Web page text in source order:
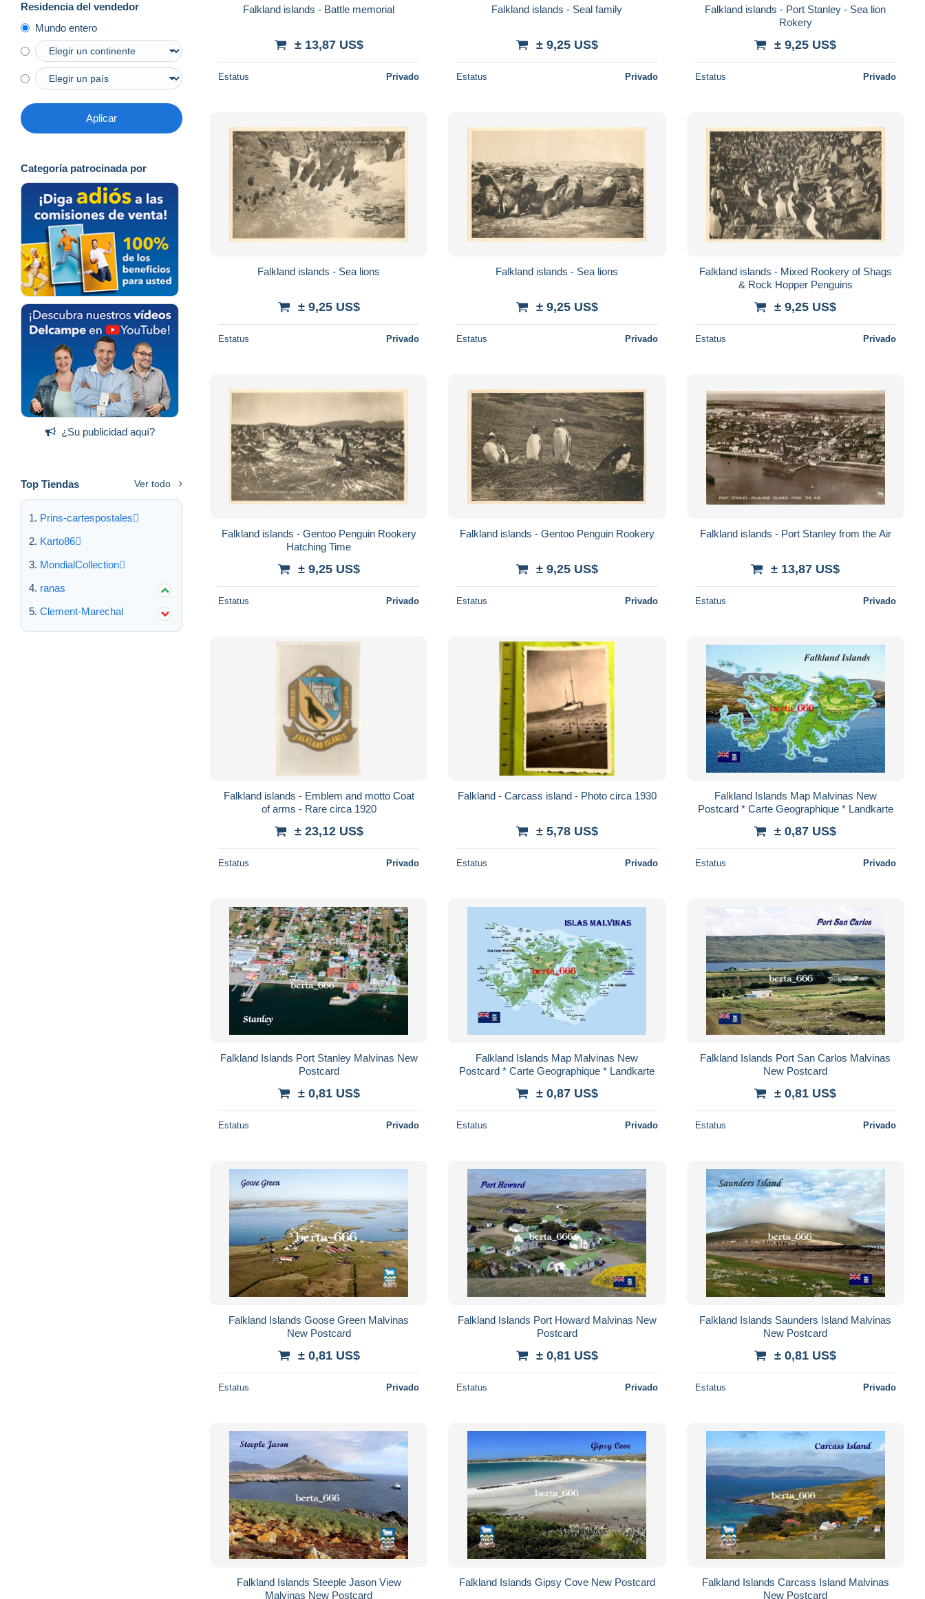
Residencia del vendedor
Mundo entero
Aplicar
Categoría patrocinada por
¿Su publicidad aquí?
Top Tiendas Ver todo
Prins-cartespostales
Karto86
MondialCollection
ranas
Clement-Marechal
Falkland islands - Battle memorial
± 13,87 US$
Estatus Privado
Falkland islands - Seal family
± 9,25 US$
Estatus Privado
Falkland islands - Port Stanley - Sea lion
Rokery
± 9,25 US$
Estatus Privado
Falkland islands - Sea lions
± 9,25 US$
Estatus Privado
Falkland islands - Sea lions
± 9,25 US$
Estatus Privado
Falkland islands - Mixed Rookery of Shags
& Rock Hopper Penguins
± 9,25 US$
Estatus Privado
Falkland islands - Gentoo Penguin Rookery
Hatching Time
± 9,25 US$
Estatus Privado
Falkland islands - Gentoo Penguin Rookery
± 9,25 US$
Estatus Privado
Falkland islands - Port Stanley from the Air
± 13,87 US$
Estatus Privado
Falkland islands - Emblem and motto Coat
of arms - Rare circa 1920
± 23,12 US$
Estatus Privado
Falkland - Carcass island - Photo circa 1930
± 5,78 US$
Estatus Privado
Falkland Islands Map Malvinas New
Postcard * Carte Geographique * Landkarte
± 0,87 US$
Estatus Privado
Falkland Islands Port Stanley Malvinas New
Postcard
± 0,81 US$
Estatus Privado
Falkland Islands Map Malvinas New
Postcard * Carte Geographique * Landkarte
± 0,87 US$
Estatus Privado
Falkland Islands Port San Carlos Malvinas
New Postcard
± 0,81 US$
Estatus Privado
Falkland Islands Goose Green Malvinas
New Postcard
± 0,81 US$
Estatus Privado
Falkland Islands Port Howard Malvinas New
Postcard
± 0,81 US$
Estatus Privado
Falkland Islands Saunders Island Malvinas
New Postcard
± 0,81 US$
Estatus Privado
Falkland Islands Steeple Jason View
Malvinas New Postcard
Falkland Islands Gipsy Cove New Postcard
Falkland Islands Carcass Island Malvinas
New Postcard